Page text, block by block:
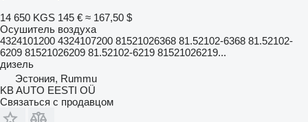
14 650 KGS 145 € ≈ 167,50 $
Осушитель воздуха
4324101200 4324107200 81521026368 81.52102-6368 81.52102-
6209 81521026209 81.52102-6219 81521026219...
дизель
Эстония, Rummu
KB AUTO EESTI OÜ
Связаться с продавцом